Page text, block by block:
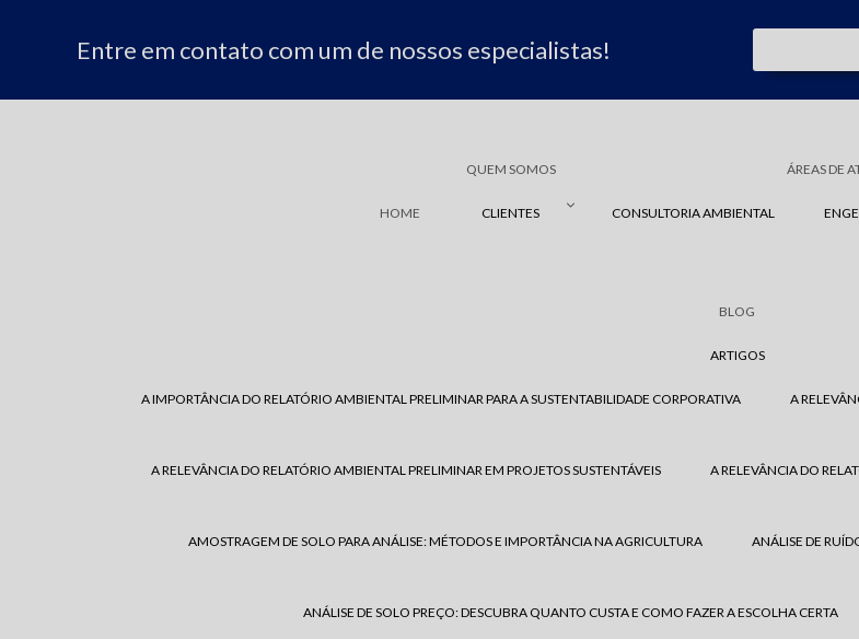
Entre em contato com um de nossos especialistas!
HOME
QUEM SOMOS
CLIENTES
ÁREAS DE
CONSULTORIA AMBIENTAL
BLOG
ARTIGOS
A IMPORTÂNCIA DO RELATÓRIO AMBIENTAL PRELIMINAR PARA A SUSTENTABILIDADE CORPORATIVA A
A RELEVÂNCIA DO RELATÓRIO AMBIENTAL PRELIMINAR EM PROJETOS SUSTENTÁVEIS A RELEVÂNCIA DO
AMOSTRAGEM DE SOLO PARA ANÁLISE: MÉTODOS E IMPORTÂNCIA NA AGRICULTURA ANÁLISE DE
ANÁLISE DE SOLO PREÇO: DESCUBRA QUANTO CUSTA E COMO FAZER A ESCOLHA CERTA